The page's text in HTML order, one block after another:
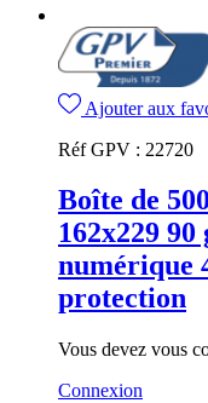
Ajouter aux
Réf GPV : 22720
Boîte de
162x229 90
numérique
protection
Vous devez vous
Connexion